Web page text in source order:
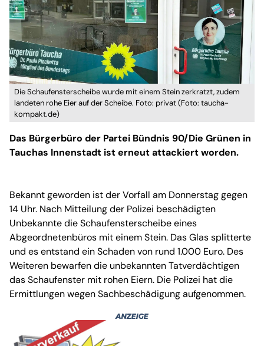
Die Schaufensterscheibe wurde mit einem Stein zerkratzt, zudem
landeten rohe Eier auf der Scheibe. Foto: privat (Foto: taucha-
kompakt.de)
Das Bürgerbüro der Partei Bündnis 90/Die Grünen in
Tauchas Innenstadt ist erneut attackiert worden.
Bekannt geworden ist der Vorfall am Donnerstag gegen
14 Uhr. Nach Mitteilung der Polizei beschädigten
Unbekannte die Schaufensterscheibe eines
Abgeordnetenbüros mit einem Stein. Das Glas splitterte
und es entstand ein Schaden von rund 1.000 Euro. Des
Weiteren bewarfen die unbekannten Tatverdächtigen
das Schaufenster mit rohen Eiern. Die Polizei hat die
Ermittlungen wegen Sachbeschädigung aufgenommen.